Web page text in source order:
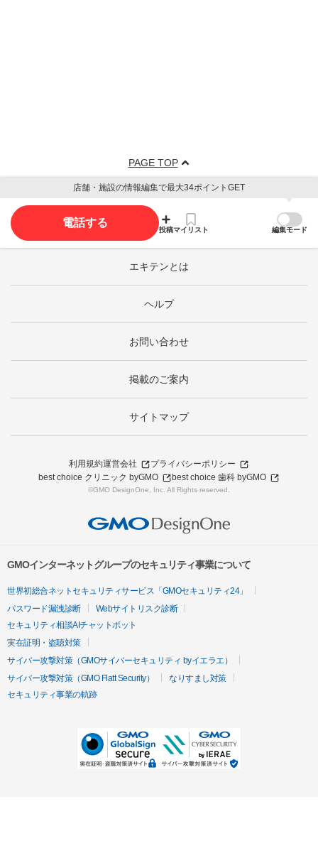
PAGE TOP
店舗・施設の情報編集で最大34ポイントGET
電話する
投稿マイリスト 編集モード
エキテンとは
ヘルプ
お問い合わせ
掲載のご案内
サイトマップ
利用規約運営会社
プライバシーポリシー
best choice クリニック byGMO
best choice 歯科 byGMO
©GMO DesignOne, Inc. All Rights reserved.
GMOインターネットグループのセキュリティ事業について
世界初総合ネットセキュリティサービス「GMOセキュリティ24」
パスワード漏洩診断
Webサイトリスク診断
セキュリティ相談AIチャットボット
実在証明・盗聴対策
サイバー攻撃対策（GMOサイバーセキュリティ byイエラエ）
サイバー攻撃対策（GMO Flatt Security）
なりすまし対策
セキュリティ事業の軌跡